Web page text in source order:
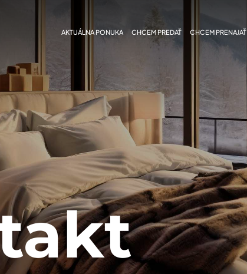
AKTUÁLNA PONUKA CHCEM PREDAŤ CHCEM PRENAJAŤ